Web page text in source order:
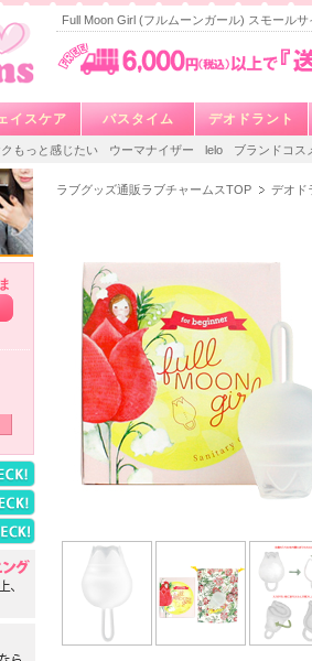
Full Moon Girl (フルムーンガール) スモール
イスケア バスタイム デオドラント
クもっと感じたい ウーマナイザー lelo ブランドコス
ラブグッズ通販ラブチャームスTOP デオド